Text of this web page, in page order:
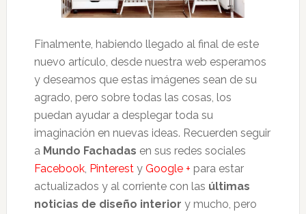
Finalmente, habiendo llegado al final de este
nuevo artículo, desde nuestra web esperamos
y deseamos que estas imágenes sean de su
agrado, pero sobre todas las cosas, los
puedan ayudar a desplegar toda su
imaginación en nuevas ideas. Recuerden seguir
a Mundo Fachadas en sus redes sociales
Facebook, Pinterest y Google + para estar
actualizados y al corriente con las últimas
noticias de diseño interior y mucho, pero